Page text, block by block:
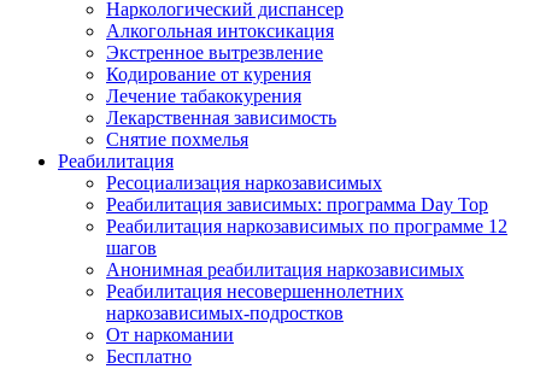
Наркологический диспансер
Алкогольная интоксикация
Экстренное вытрезвление
Кодирование от курения
Лечение табакокурения
Лекарственная зависимость
Снятие похмелья
Реабилитация
Ресоциализация наркозависимых
Реабилитация зависимых: программа Day Top
Реабилитация наркозависимых по программе 12
шагов
Анонимная реабилитация наркозависимых
Реабилитация несовершеннолетних
наркозависимых-подростков
От наркомании
Бесплатно